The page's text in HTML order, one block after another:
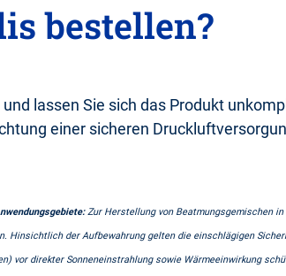
bestellen?
lassen Sie sich das Produkt
einer sicheren
Zur Herstellung von Beatmungsgemischen
Hinsichtlich der Aufbewahrung gelten die einschlägigen
vor direkter Sonneneinstrahlung sowie Wärmeeinwirkung